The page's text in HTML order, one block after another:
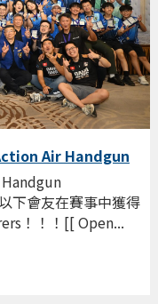
Air Handgun
下會友在賽事中獲得
！！！[[ Open...